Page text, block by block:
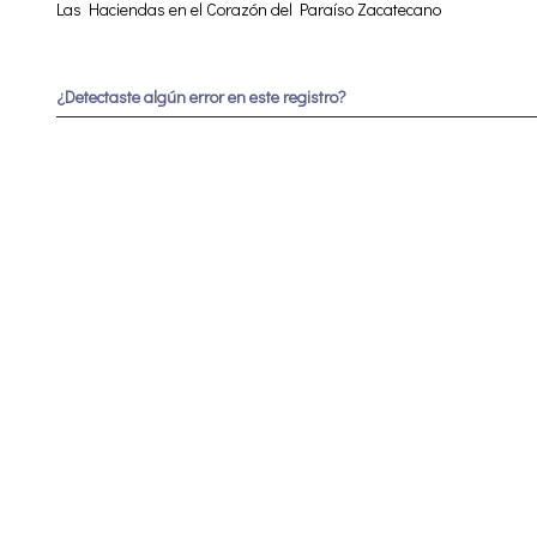
Las Haciendas en el Corazón del Paraíso Zacatecano
¿Detectaste algún error en este registro?